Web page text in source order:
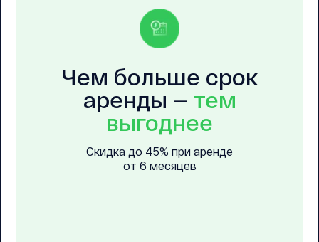
Чем больше срок
аренды — тем
выгоднее
Скидка до 45% при аренде
от 6 месяцев
Чем больше срок
аренды —
тем
выгоднее
Скидка до 45% при аренде
от 6 месяцев